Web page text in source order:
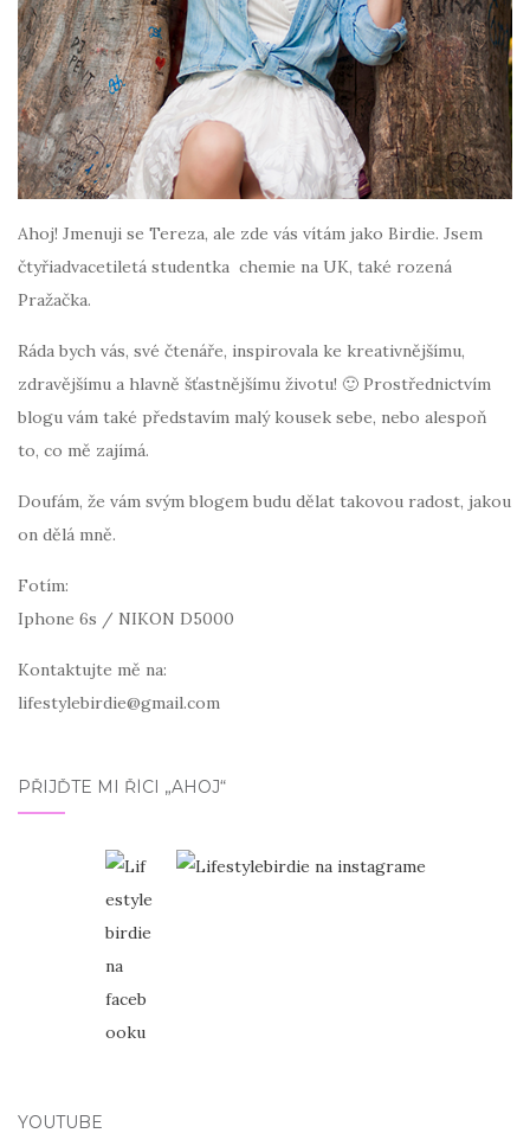
Ahoj! Jmenuji se Tereza, ale zde vás vítám jako Birdie. Jsem
čtyřiadvacetiletá studentka chemie na UK, také rozená
Pražačka.
Ráda bych vás, své čtenáře, inspirovala ke kreativnějšímu,
zdravějšímu a hlavně šťastnějšímu životu! 🙂 Prostřednictvím
blogu vám také představím malý kousek sebe, nebo alespoň
to, co mě zajímá.
Doufám, že vám svým blogem budu dělat takovou radost, jakou
on dělá mně.
Fotím:
Iphone 6s / NIKON D5000
Kontaktujte mě na:
lifestylebirdie@gmail.com
PŘIJĎTE MI ŘÍCI „AHOJ“
YOUTUBE